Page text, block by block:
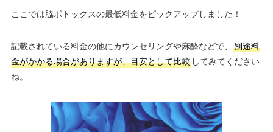
ここでは脇ボトックスの最低料金をピックアップしました！
記載されている料金の他にカウンセリングや麻酔などで、
別途料
金がかかる場合がありますが、目安として比較してみてください
ね。